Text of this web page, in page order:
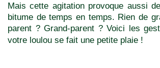
Mais cette agitation provoque aussi
bitume de temps en temps. Rien de
parent ? Grand-parent ?Voici les
votre loulou se fait une petite plaie !